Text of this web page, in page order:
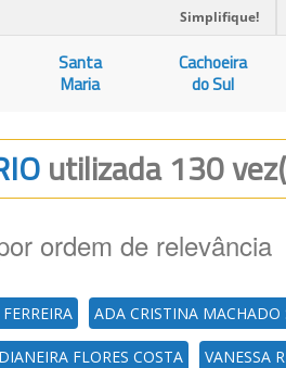
Simplifique!
Santa
Maria
Cachoeira
do Sul
utilizada 130
ordem de relevância
ADA CRISTINA MACHADO
FLORES COSTA VANESSA